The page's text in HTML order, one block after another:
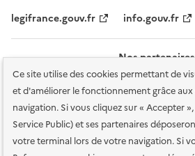
Ce site utilise des cookies permettant de
et d'améliorer le fonctionnement grâce
navigation. Si vous cliquez sur « Accepter
Service Public) et ses partenaires
votre terminal lors de votre navigation. Si
legifrance.gouv.fr info.gouv.fr
Nos partenaires
Plan du site Accessibilité : totalement